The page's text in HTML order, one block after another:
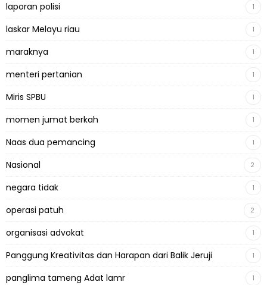
laporan polisi 1
laskar Melayu riau 1
maraknya 1
menteri pertanian 1
Miris SPBU 1
momen jumat berkah 1
Naas dua pemancing 1
Nasional 2
negara tidak 1
operasi patuh 2
organisasi advokat 1
Panggung Kreativitas dan Harapan dari Balik Jeruji 1
panglima tameng Adat lamr 1